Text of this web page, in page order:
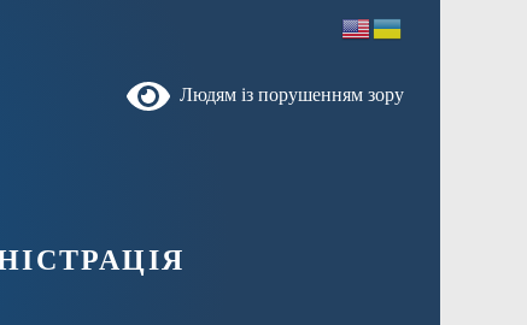
Людям із порушенням зору